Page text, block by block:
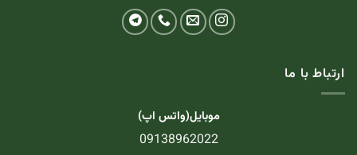
ارتباط با ما
موبایل(واتس اپ)
09138962022